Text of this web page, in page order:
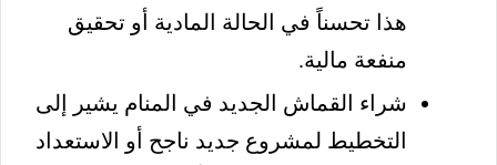
هذا تحسناً في الحالة المادية أو تحقيق
منفعة مالية.
شراء القماش الجديد في المنام يشير إلى
التخطيط لمشروع جديد ناجح أو الاستعداد